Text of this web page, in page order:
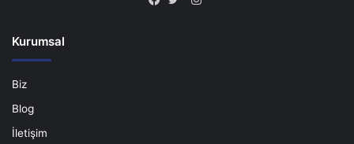
Kurumsal
Biz
Blog
İletişim